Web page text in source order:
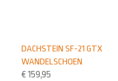
DACHSTEIN SF-21 GTX
WANDELSCHOEN
€ 159,95